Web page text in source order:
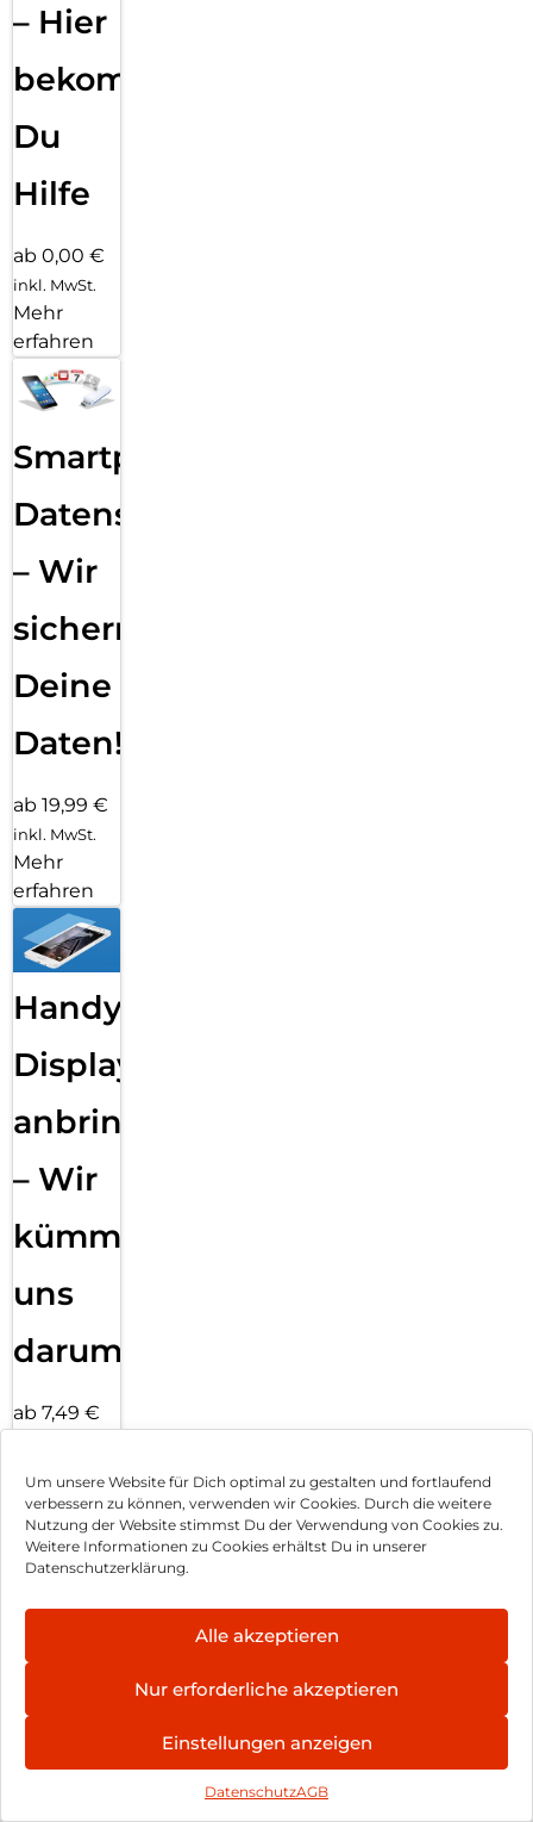
Um unsere Website für Dich optimal zu gestalten und fortlaufend
verbessern zu können, verwenden wir Cookies. Durch die weitere
Nutzung der Website stimmst Du der Verwendung von Cookies zu.
Weitere Informationen zu Cookies erhältst Du in unserer
Datenschutzerklärung.
Alle akzeptieren
Nur erforderliche akzeptieren
Einstellungen anzeigen
DatenschutzAGB
– Hier
bekommst
Du
Hilfe
ab 0,00 €
inkl. MwSt.
Mehr
erfahren
Smartphone
Datensicherung
– Wir
sichern
Deine
Daten!
ab 19,99 €
inkl. MwSt.
Mehr
erfahren
Handy
Displayfolie
anbringen
– Wir
kümmern
uns
darum!
ab 7,49 €
erfahren
Ähnliche Produkte
Zagg Speedport
30 Mit USB-C
inkl. MwSt.
Apple iPhone 16
Pro Silicone Case
inkl. MwSt.
Apple iPhone 16
Pro Silicone Case
Apple iPhone 16
Pro Max Silicone